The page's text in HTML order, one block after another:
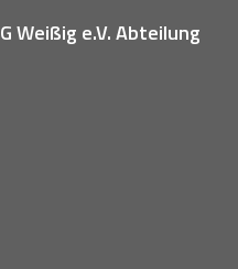
Weißig e.V. Abteilung